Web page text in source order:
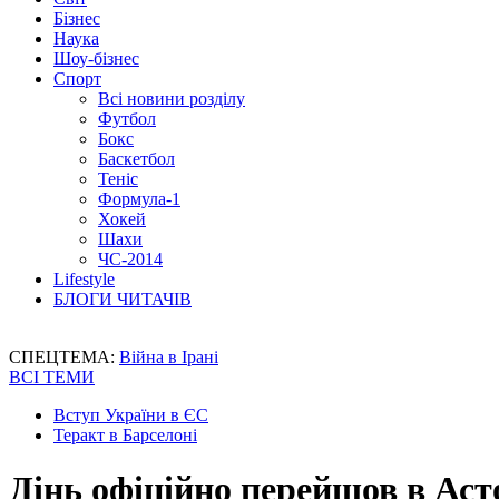
Бізнес
Наука
Шоу-бізнес
Спорт
Всі новини розділу
Футбол
Бокс
Баскетбол
Теніс
Формула-1
Хокей
Шахи
ЧС-2014
Lifestyle
БЛОГИ ЧИТАЧІВ
СПЕЦТЕМА: Війна в Ірані
ВСІ ТЕМИ
Вступ України в ЄС
Теракт в Барселоні
Дінь офіційно перейшов в